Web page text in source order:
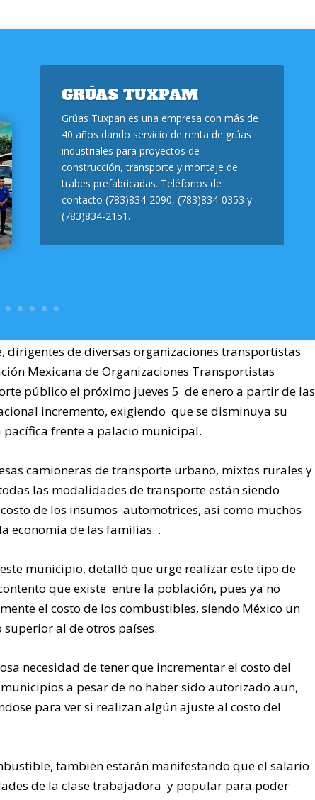
GRÚAS TUXPAM
Grúas Tuxpan es una empresa con más de
40 años dando servicio de renta de grúas
industriales para proyectos de
construcción, transporte y montaje de
trabes prefabricadas. Teléfonos de
contacto (783)834-2090, (783)834-0353 y
(783)834-2151.
de diversas organizaciones transportistas
Mexicana de Organizaciones Transportistas
público el próximo jueves 5 de enero a partir de las
incremento, exigiendo que se disminuya su
frente a palacio municipal.
camioneras de transporte urbano, mixtos rurales y
las modalidades de transporte están siendo
de los insumos automotrices, así como muchos
economía de las familias. .
municipio, detalló que urge realizar este tipo de
que existe entre la población, pues ya no
el costo de los combustibles, siendo México un
al de otros países.
necesidad de tener que incrementar el costo del
a pesar de no haber sido autorizado aun,
para ver si realizan algún ajuste al costo del
también estarán manifestando que el salario
de la clase trabajadora y popular para poder